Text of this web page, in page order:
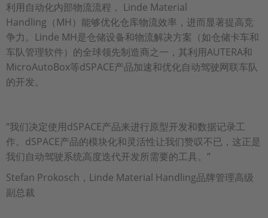
利用自动化内部物流流程， Linde Material
Handling（MH）能够优化仓库物流效率，进而显著提高竞
争力。Linde MH是仓储设备和物流解决方案（如仓储卡车和
车队管理软件）的全球领先制造商之一，其利用AUTERA和
MicroAutoBox等dSPACE产品加速和优化自动驾驶网联车队
的开发。
“我们决定使用dSPACE产品来进行原型开发和数据记录工
作。dSPACE产品的模块化和灵活性让我们赞叹不已，这正是
我们自动驾驶系统高度迭代开发所需要的工具。”
Stefan Prokosch，Linde Material Handling品牌管理高级
副总裁